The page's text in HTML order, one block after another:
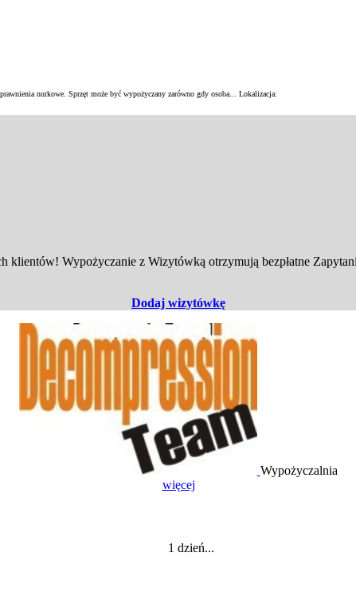
nurkowe. Sprzęt może być wypożyczany zarówno gdy osoba... Lokalizacja:
Wypożyczanie z Wizytówką otrzymują bezpłatne
Dodaj wizytówkę
Wypożyczalnia
więcej
Rodzaj sprzętu 1 dzień...